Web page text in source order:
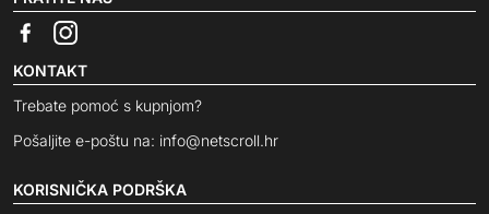
KONTAKT
Trebate pomoć s kupnjom?
Pošaljite e-poštu na: info@netscroll.hr
KORISNIČKA PODRŠKA